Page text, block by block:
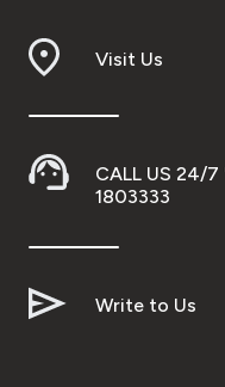
Visit Us
CALL US 24/
1803333
Write to Us